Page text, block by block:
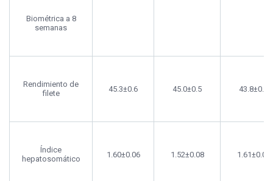
Biométrica a 8
semanas
Rendimiento de
filete
45.3±0.6 45.0±0.5 43.8±0.6
Índice
hepatosomático
1.60±0.06 1.52±0.08 1.61±0.09